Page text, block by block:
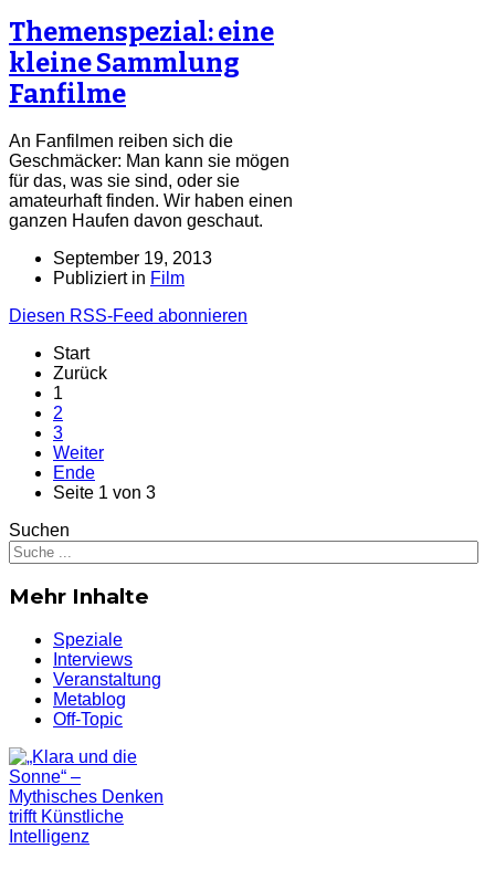
Themenspezial: eine
kleine Sammlung
Fanfilme
An Fanfilmen reiben sich die
Geschmäcker: Man kann sie mögen
für das, was sie sind, oder sie
amateurhaft finden. Wir haben einen
ganzen Haufen davon geschaut.
September 19, 2013
Publiziert in Film
Diesen RSS-Feed abonnieren
Start
Zurück
1
2
3
Weiter
Ende
Seite 1 von 3
Suchen
Mehr Inhalte
Speziale
Interviews
Veranstaltung
Metablog
Off-Topic